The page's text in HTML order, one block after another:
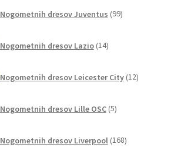
Nogometnih dresov Juventus 99izdelkov
Nogometnih dresov Lazio 14izdelkov
Nogometnih dresov Leicester City 12izdelkov
Nogometnih dresov Lille OSC 5izdelkov
Nogometnih dresov Liverpool 168izdelkov